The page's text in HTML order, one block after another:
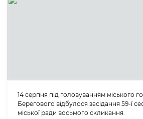
14 серпня під головуванням міського
Берегового відбулося засідання 59-ї
міської ради восьмого скликання.